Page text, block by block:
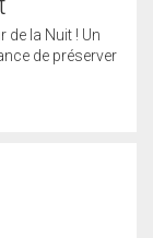
de la Nuit ! Un
de préserver